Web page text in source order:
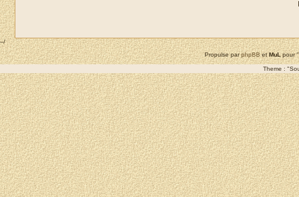
--/
Propulse parphpBBetMuLpour
Theme :